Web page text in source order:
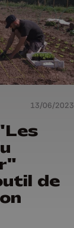
13/06/2023
de